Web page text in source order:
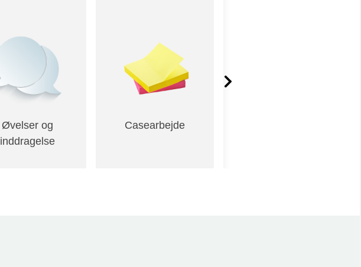
Øvelser og
inddragelse
Casearbejde